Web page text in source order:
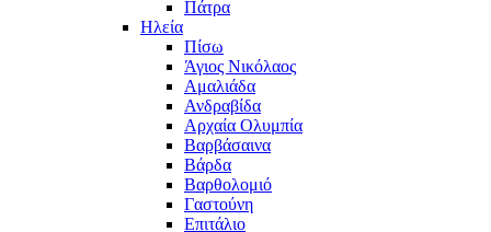
Πάτρα
Ηλεία
Πίσω
Άγιος Νικόλαος
Αμαλιάδα
Ανδραβίδα
Αρχαία Ολυμπία
Βαρβάσαινα
Βάρδα
Βαρθολομιό
Γαστούνη
Επιτάλιο